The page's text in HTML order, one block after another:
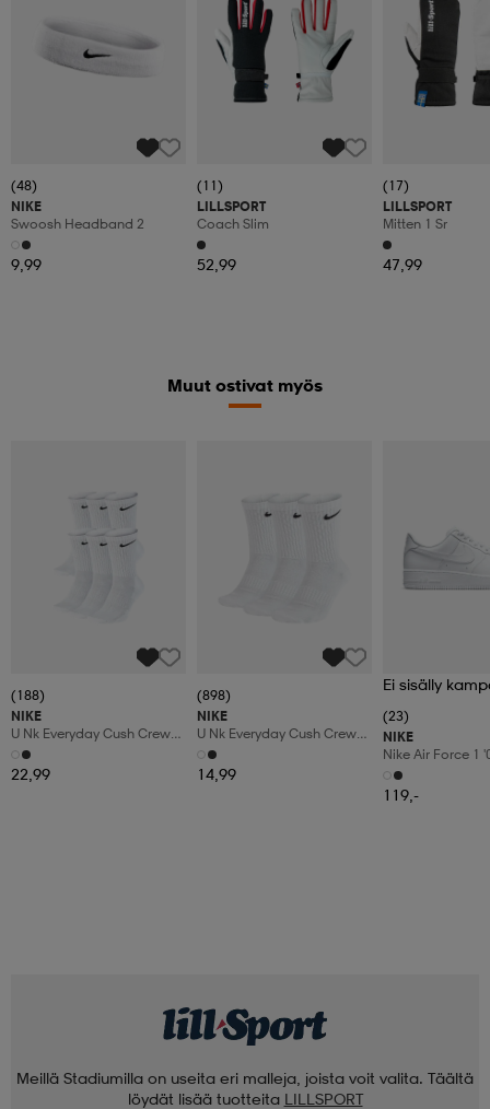
(48)
NIKE
Swoosh Headband 2
9,99
(11)
LILLSPORT
Coach Slim
52,99
(17)
LILLSPORT
Mitten 1 Sr
47,99
Muut ostivat myös
(188)
NIKE
U Nk Everyday Cush Crew
6pr-Bd
22,99
(898)
NIKE
U Nk Everyday Cush Crew
3pr
14,99
Ei sisälly
(23)
NIKE
Nike Air Force 1
Shoes
119,-
Meillä Stadiumilla on useita eri malleja, joista voit valita. Täältä
löydät lisää tuotteita LILLSPORT